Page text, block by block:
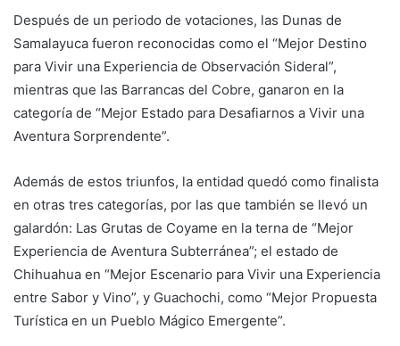
Después de un periodo de votaciones, las Dunas de
Samalayuca fueron reconocidas como el “Mejor Destino
para Vivir una Experiencia de Observación Sideral”,
mientras que las Barrancas del Cobre, ganaron en la
categoría de “Mejor Estado para Desafiarnos a Vivir una
Aventura Sorprendente”.
Además de estos triunfos, la entidad quedó como finalista
en otras tres categorías, por las que también se llevó un
galardón: Las Grutas de Coyame en la terna de “Mejor
Experiencia de Aventura Subterránea”; el estado de
Chihuahua en “Mejor Escenario para Vivir una Experiencia
entre Sabor y Vino”, y Guachochi, como “Mejor Propuesta
Turística en un Pueblo Mágico Emergente”.